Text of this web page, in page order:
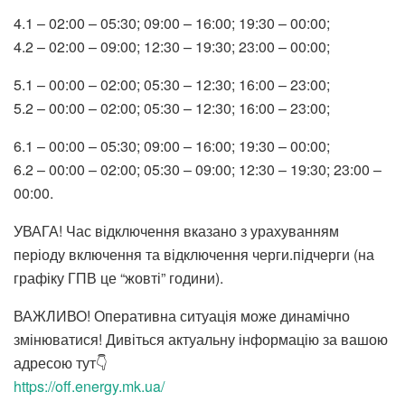
4.1 – 02:00 – 05:30; 09:00 – 16:00; 19:30 – 00:00;
4.2 – 02:00 – 09:00; 12:30 – 19:30; 23:00 – 00:00;
5.1 – 00:00 – 02:00; 05:30 – 12:30; 16:00 – 23:00;
5.2 – 00:00 – 02:00; 05:30 – 12:30; 16:00 – 23:00;
6.1 – 00:00 – 05:30; 09:00 – 16:00; 19:30 – 00:00;
6.2 – 00:00 – 02:00; 05:30 – 09:00; 12:30 – 19:30; 23:00 –
00:00.
УВАГА! Час відключення вказано з урахуванням
періоду включення та відключення черги.підчерги (на
графіку ГПВ це “жовті” години).
ВАЖЛИВО! Оперативна ситуація може динамічно
змінюватися! Дивіться актуальну інформацію за вашою
адресою тут👇
https://off.energy.mk.ua/